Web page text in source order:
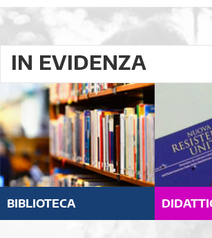
IN EVIDENZA
BIBLIOTECA